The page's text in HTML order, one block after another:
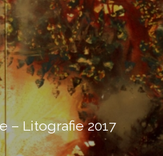
– Litografie 2017